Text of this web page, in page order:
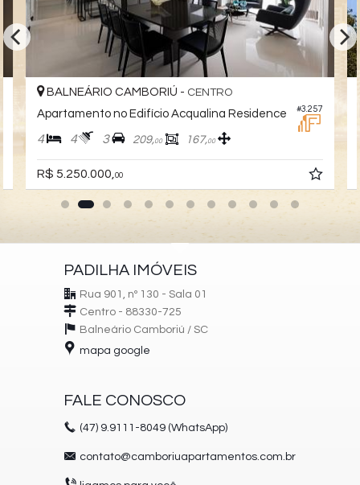
#3.257
BALNEÁRIO CAMBORIÚ - CENTRO
Apartamento no Edifício Acqualina Residence
4 4 3 209,00 167,00
R$ 5.250.000,00
PADILHA IMÓVEIS
Rua 901, nº 130 - Sala 01
Centro - 88330-725
Balneário Camboriú / SC
mapa google
FALE CONOSCO
(47) 9.9111-8049 (WhatsApp)
contato@camboriuapartamentos.com.br